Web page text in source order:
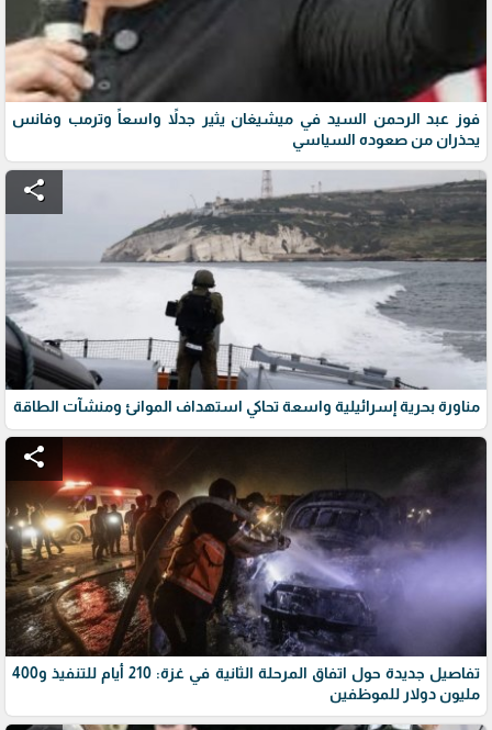
فوز عبد الرحمن السيد في ميشيغان يثير جدلاً واسعاً وترمب وفانس
يحذران من صعوده السياسي
share
مناورة بحرية إسرائيلية واسعة تحاكي استهداف الموانئ ومنشآت الطاقة
share
تفاصيل جديدة حول اتفاق المرحلة الثانية في غزة: 210 أيام للتنفيذ و400
مليون دولار للموظفين